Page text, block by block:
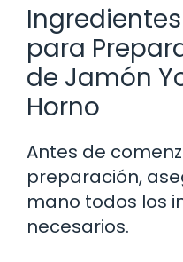
para
de Jamón
Horno
Antes de
preparación,
mano todos los
necesarios.